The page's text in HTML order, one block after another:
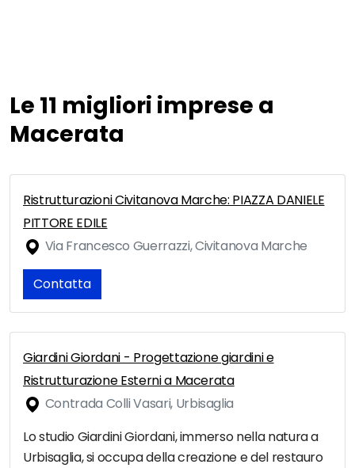
Le 11 migliori imprese a
Macerata
Ristrutturazioni Civitanova Marche: PIAZZA DANIELE
PITTORE EDILE
Via Francesco Guerrazzi, Civitanova Marche
Contatta
Giardini Giordani - Progettazione giardini e
Ristrutturazione Esterni a Macerata
Contrada Colli Vasari, Urbisaglia
Lo studio Giardini Giordani, immerso nella natura a
Urbisaglia, si occupa della creazione e del restauro